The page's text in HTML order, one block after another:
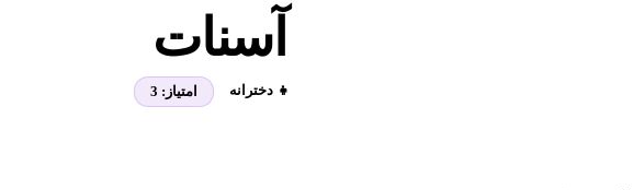
آسنات
👧 دخترانه امتیاز: 3